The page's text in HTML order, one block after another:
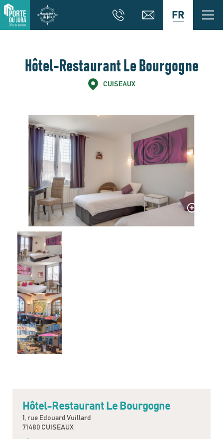
FR
Hôtel-Restaurant Le Bourgogne
CUISEAUX
Hôtel-Restaurant Le Bourgogne
1, rue Edouard Vuillard
71480 CUISEAUX